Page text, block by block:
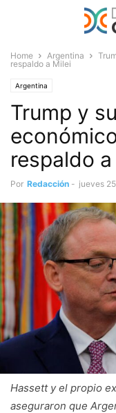
Home Argentina
respaldo a Milei
Argentina
Trump y
respaldo
Por Redacción - jueves
Hassett y el propio
aseguraron que